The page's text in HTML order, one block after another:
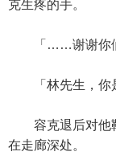
克生疼的手。
「……谢谢你们
「林先生，你是
容克退后对他鞠
在走廊深处。